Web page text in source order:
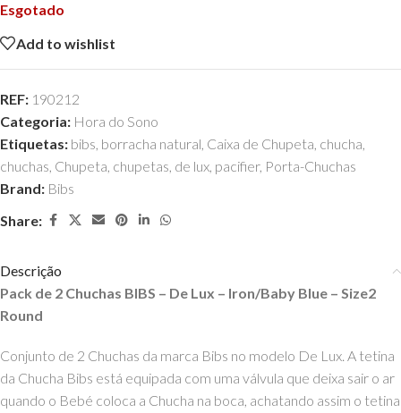
Esgotado
Add to wishlist
REF: 190212
Categoria: Hora do Sono
Etiquetas: bibs, borracha natural, Caixa de Chupeta, chucha,
chuchas, Chupeta, chupetas, de lux, pacifier, Porta-Chuchas
Brand: Bibs
Share:
Descrição
Pack de 2 Chuchas BIBS – De Lux – Iron/Baby Blue – Size2
Round
Conjunto de 2 Chuchas da marca Bibs no modelo De Lux. A tetina
da Chucha Bibs está equipada com uma válvula que deixa sair o ar
quando o Bebé coloca a Chucha na boca, achatando assim o tetina